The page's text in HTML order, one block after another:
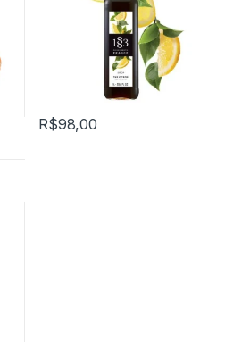
R$98,00